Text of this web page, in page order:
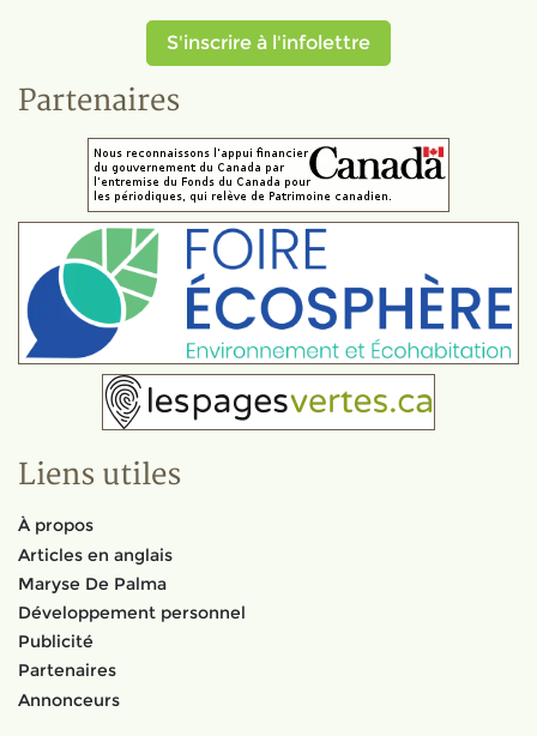
S'inscrire à l'infolettre
Partenaires
Liens utiles
À propos
Articles en anglais
Maryse De Palma
Développement personnel
Publicité
Partenaires
Annonceurs